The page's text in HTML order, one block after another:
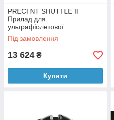
PRECI NT SHUTTLE II
Прилад для
ультрафіолетової
полімеризації, Yeti Denta
(Німеччина).
Під замовлення
13 624 ₴
Купити